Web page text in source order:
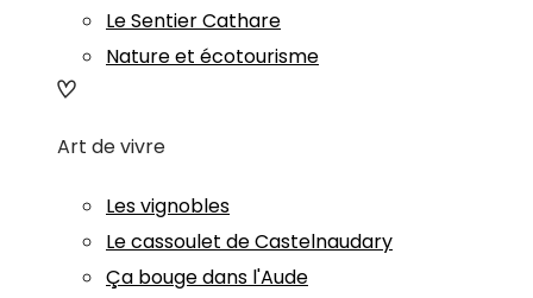
Le Sentier Cathare
Nature et écotourisme
Art de vivre
Les vignobles
Le cassoulet de Castelnaudary
Ça bouge dans l'Aude